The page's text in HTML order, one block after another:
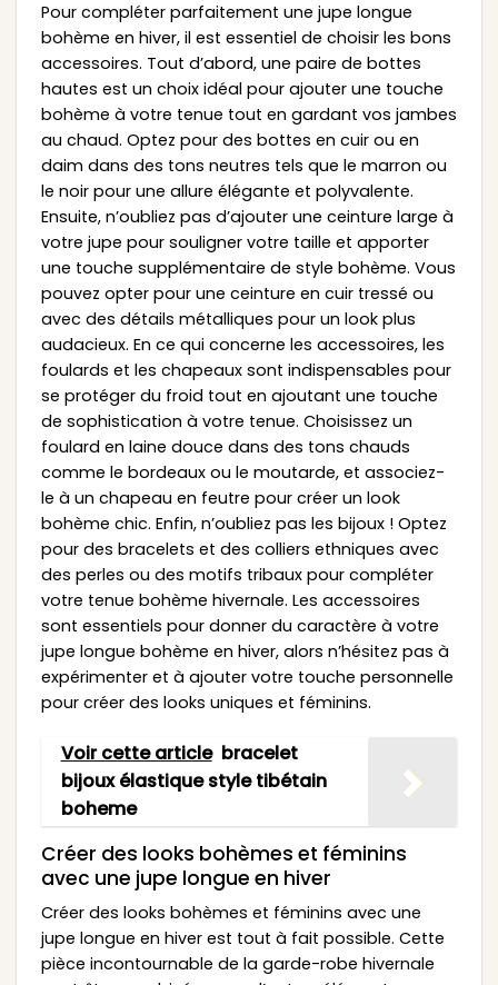
Pour compléter parfaitement une jupe longue
bohème en hiver, il est essentiel de choisir les bons
accessoires. Tout d’abord, une paire de bottes
hautes est un choix idéal pour ajouter une touche
bohème à votre tenue tout en gardant vos jambes
au chaud. Optez pour des bottes en cuir ou en
daim dans des tons neutres tels que le marron ou
le noir pour une allure élégante et polyvalente.
Ensuite, n’oubliez pas d’ajouter une ceinture large à
votre jupe pour souligner votre taille et apporter
une touche supplémentaire de style bohème. Vous
pouvez opter pour une ceinture en cuir tressé ou
avec des détails métalliques pour un look plus
audacieux. En ce qui concerne les accessoires, les
foulards et les chapeaux sont indispensables pour
se protéger du froid tout en ajoutant une touche
de sophistication à votre tenue. Choisissez un
foulard en laine douce dans des tons chauds
comme le bordeaux ou le moutarde, et associez-
le à un chapeau en feutre pour créer un look
bohème chic. Enfin, n’oubliez pas les bijoux ! Optez
pour des bracelets et des colliers ethniques avec
des perles ou des motifs tribaux pour compléter
votre tenue bohème hivernale. Les accessoires
sont essentiels pour donner du caractère à votre
jupe longue bohème en hiver, alors n’hésitez pas à
expérimenter et à ajouter votre touche personnelle
pour créer des looks uniques et féminins.
Voir cette article bracelet
bijoux élastique style tibétain
boheme
Créer des looks bohèmes et féminins
avec une jupe longue en hiver
Créer des looks bohèmes et féminins avec une
jupe longue en hiver est tout à fait possible. Cette
pièce incontournable de la garde-robe hivernale